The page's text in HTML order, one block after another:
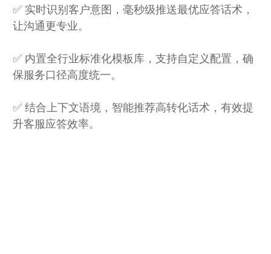
✅ 实时识别客户意图，毫秒级推送最优应答话术，
让沟通更专业。
✅ 内置全行业标准化模板库，支持自定义配置，确
保服务口径高度统一。
✅ 结合上下文语境，智能推荐高转化话术，有效提
升客服应答效率。